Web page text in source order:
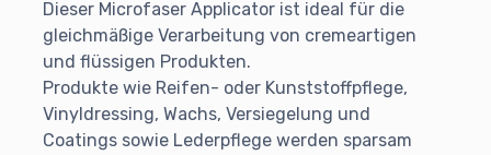
Dieser Microfaser Applicator ist ideal für die
gleichmäßige Verarbeitung von cremeartigen
und flüssigen Produkten.
Produkte wie Reifen- oder Kunststoffpflege,
Vinyldressing, Wachs, Versiegelung und
Coatings sowie Lederpflege werden sparsam